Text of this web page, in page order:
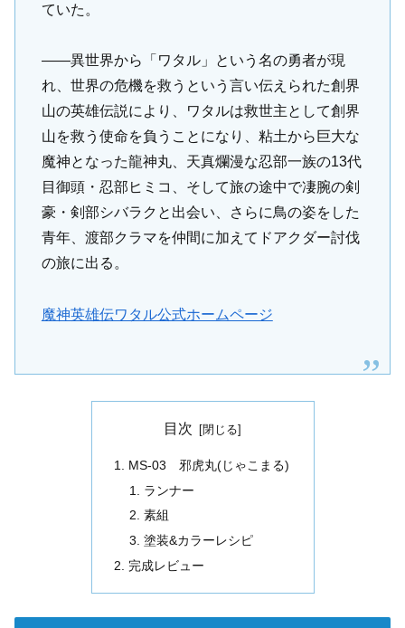
ていた。
――異世界から「ワタル」という名の勇者が現
れ、世界の危機を救うという言い伝えられた創界
山の英雄伝説により、ワタルは救世主として創界
山を救う使命を負うことになり、粘土から巨大な
魔神となった龍神丸、天真爛漫な忍部一族の13代
目御頭・忍部ヒミコ、そして旅の途中で凄腕の剣
豪・剣部シバラクと出会い、さらに鳥の姿をした
青年、渡部クラマを仲間に加えてドアクダー討伐
の旅に出る。
魔神英雄伝ワタル公式ホームページ
目次
MS-03 邪虎丸(じゃこまる)
ランナー
素組
塗装&カラーレシピ
完成レビュー